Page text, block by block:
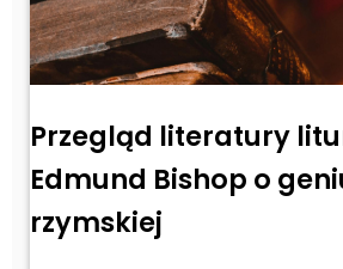
Przegląd literatury
Edmund Bishop o
rzymskiej